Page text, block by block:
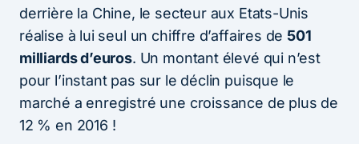
derrière la Chine, le secteur aux Etats-Unis
réalise à lui seul un chiffre d’affaires de 501
milliards d’euros. Un montant élevé qui n’est
pour l’instant pas sur le déclin puisque le
marché a enregistré une croissance de plus de
12 % en 2016 !